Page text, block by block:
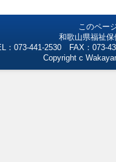
このペー
和歌山県福祉
：073-441-2530 FAX：073-
Copyright c